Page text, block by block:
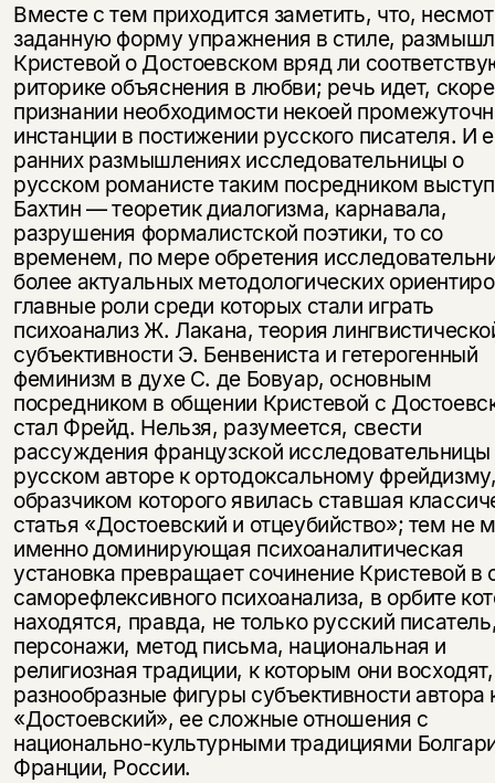
Вместе с тем приходится заметить, что,
заданную форму упражнения в стиле,
Кристевой о Достоевском вряд ли
риторике объяснения в любви; речь идет,
признании необходимости некоей
инстанции в постижении русского писателя. И
ранних размышлениях исследовательницы о
русском романисте таким посредником
Бахтин — теоретик диалогизма, карнавала,
разрушения формалистской поэтики, то со
временем, по мере обретения
более актуальных методологических
главные роли среди которых стали играть
психоанализ Ж. Лакана, теория
субъективности Э. Бенвениста и гетерогенный
феминизм в духе С. де Бовуар, основным
посредником в общении Кристевой с
стал Фрейд. Нельзя, разумеется, свести
рассуждения французской исследовательницы
русском авторе к ортодоксальному
образчиком которого явилась ставшая
статья «Достоевский и отцеубийство»; тем не
именно доминирующая психоаналитическая
установка превращает сочинение Кристевой в
саморефлексивного психоанализа, в орбите
находятся, правда, не только русский
персонажи, метод письма, национальная и
религиозная традиции, к которым они
разнообразные фигуры субъективности автора
«Достоевский», ее сложные отношения с
национально-культурными традициями
Франции, России.